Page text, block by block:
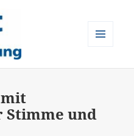
Stimme und